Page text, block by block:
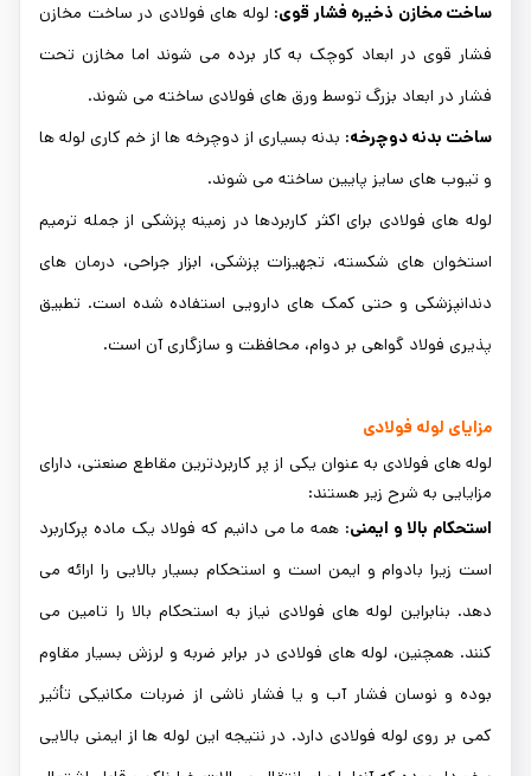
ساخت مخازن ذخیره فشار قوی: لوله های فولادی در ساخت مخازن
فشار قوی در ابعاد کوچک به کار برده می شوند اما مخازن تحت
فشار در ابعاد بزرگ توسط ورق های فولادی ساخته می شوند.
ساخت بدنه دوچرخه: بدنه بسیاری از دوچرخه ها از خم کاری لوله ها
و تیوب های سایز پایین ساخته می شوند.
لوله های فولادی برای اکثر کاربردها در زمینه پزشکی از جمله ترمیم
استخوان های شکسته، تجهیزات پزشکی، ابزار جراحی، درمان های
دندانپزشکی و حتی کمک های دارویی استفاده شده است. تطبیق
پذیری فولاد گواهی بر دوام، محافظت و سازگاری آن است.
مزایای لوله فولادی
لوله های فولادی به عنوان یکی از پر کاربردترین مقاطع صنعتی، دارای
مزایایی به شرح زیر هستند:
استحکام بالا و ایمنی: همه ما می دانیم که فولاد یک ماده پرکاربرد
است زیرا بادوام و ایمن است و استحکام بسیار بالایی را ارائه می
دهد. بنابراین لوله های فولادی نیاز به استحکام بالا را تامین می
کنند. همچنین، لوله های فولادی در برابر ضربه و لرزش بسیار مقاوم
بوده و نوسان فشار آب و یا فشار ناشی از ضربات مکانیکی تأثیر
کمی بر روی لوله فولادی دارد. در نتیجه این لوله ها از ایمنی بالایی